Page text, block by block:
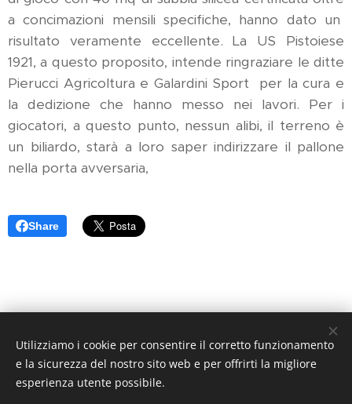
a concimazioni mensili specifiche, hanno dato un
risultato veramente eccellente. La US Pistoiese
1921, a questo proposito, intende ringraziare le ditte
Pierucci Agricoltura e Galardini Sport per la cura e
la dedizione che hanno messo nei lavori. Per i
giocatori, a questo punto, nessun alibi, il terreno è
un biliardo, starà a loro saper indirizzare il pallone
nella porta avversaria,
Share
Arancione Magazine - Quotidiano di informazione sportiva -
Reg. Trib. di Pistoia N. 1 / 2017 - Direttore Responsabile:
Athos Querci direttore@arancionemagazine.it
Utilizziamo i cookie per consentire il corretto funzionamento
e la sicurezza del nostro sito web e per offrirti la migliore
esperienza utente possibile.